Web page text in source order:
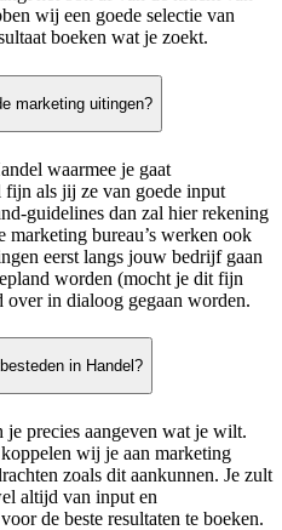
wij een goede selectie van
boeken wat je zoekt.
marketing uitingen?
waarmee je gaat
fijn als jij ze van goede input
guidelines dan zal hier rekening
marketing bureau’s werken ook
eerst langs jouw bedrijf gaan
worden (mocht je dit fijn
in dialoog gegaan worden.
in Handel?
precies aangeven wat je wilt.
wij je aan marketing
zoals dit aankunnen. Je zult
altijd van input en
de beste resultaten te boeken.